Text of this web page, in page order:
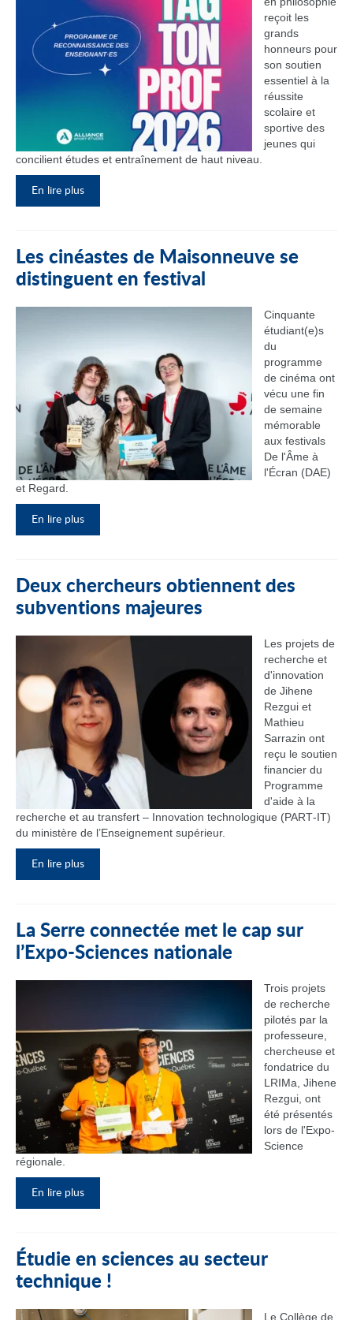
reçoit les
grands
honneurs pour
son soutien
essentiel à la
réussite
scolaire et
sportive des
jeunes qui
concilient études et entraînement de haut niveau.
En lire plus
Les cinéastes de Maisonneuve se
distinguent en festival
Cinquante
étudiant(e)s
du
programme
de cinéma ont
vécu une fin
de semaine
mémorable
aux festivals
De l'Âme à
l'Écran (DAE)
et Regard.
En lire plus
Deux chercheurs obtiennent des
subventions majeures
Les projets de
recherche et
d'innovation
de Jihene
Rezgui et
Mathieu
Sarrazin ont
reçu le soutien
financier du
Programme
d'aide à la
recherche et au transfert – Innovation technologique (PART‑IT)
du ministère de l’Enseignement supérieur.
En lire plus
La Serre connectée met le cap sur
l’Expo-Sciences nationale
Trois projets
de recherche
pilotés par la
professeure,
chercheuse et
fondatrice du
LRIMa, Jihene
Rezgui, ont
été présentés
lors de l'Expo-
Science
régionale.
En lire plus
Étudie en sciences au secteur
technique !
Le Collège de